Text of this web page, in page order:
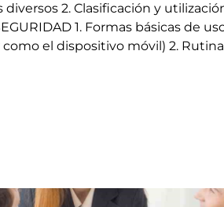
2. Clasificación y
1. Formas básicas de
el dispositivo móvil) 2.